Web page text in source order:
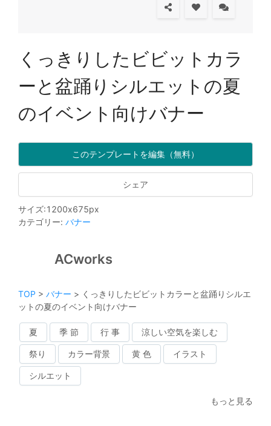
くっきりしたビビットカラ
ーと盆踊りシルエットの夏
のイベント向けバナー
このテンプレートを編集（無料）
シェア
サイズ:1200x675px
カテゴリー: バナー
ACworks
TOP > バナー > くっきりしたビビットカラーと盆踊りシルエ
ットの夏のイベント向けバナー
夏 季 節 行 事 涼しい空気を楽しむ
祭り カラー背景 黄 色 イラスト
シルエット
もっと見る